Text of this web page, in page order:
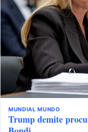
MUNDIAL MUNDO
Trump demite